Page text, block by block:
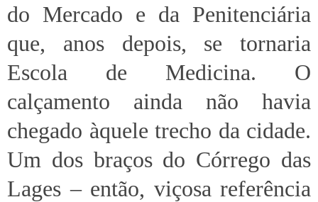
do Mercado e da Penitenciária
que, anos depois, se tornaria
Escola de Medicina. O
calçamento ainda não havia
chegado àquele trecho da cidade.
Um dos braços do Córrego das
Lages – então, viçosa referência